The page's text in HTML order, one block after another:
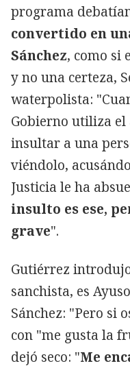
programa
convertido en
Sánchez, como si
y no una certeza,
waterpolista:
Gobierno utiliza
insultar a una
viéndolo,
Justicia le ha
insulto es ese,
grave".
Gutiérrez
sanchista, es
Sánchez: "Pero si
con "me gusta la
dejó seco: "Me